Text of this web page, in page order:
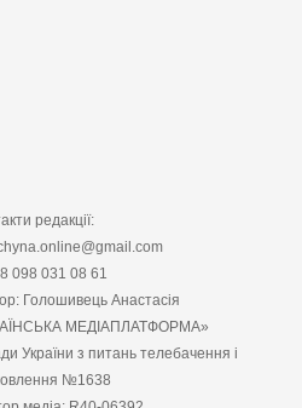
редакції:
098 031 08 61
Голошивець Анастасія
МЕДІАПЛАТФОРМА»
України з питань телебачення і
№1638